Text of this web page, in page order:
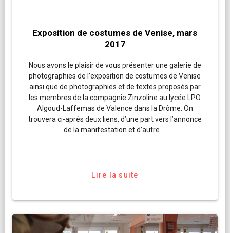
Exposition de costumes de Venise, mars
2017
Nous avons le plaisir de vous présenter une galerie de
photographies de l’exposition de costumes de Venise
ainsi que de photographies et de textes proposés par
les membres de la compagnie Zinzoline au lycée LPO
Algoud-Laffemas de Valence dans la Drôme. On
trouvera ci-après deux liens, d’une part vers l’annonce
de la manifestation et d’autre …
Lire la suite